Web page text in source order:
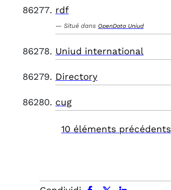
rdf
Situé dans OpenData Uniud
Uniud international
Directory
cug
10 éléments précédents
facebook x.com linkedin